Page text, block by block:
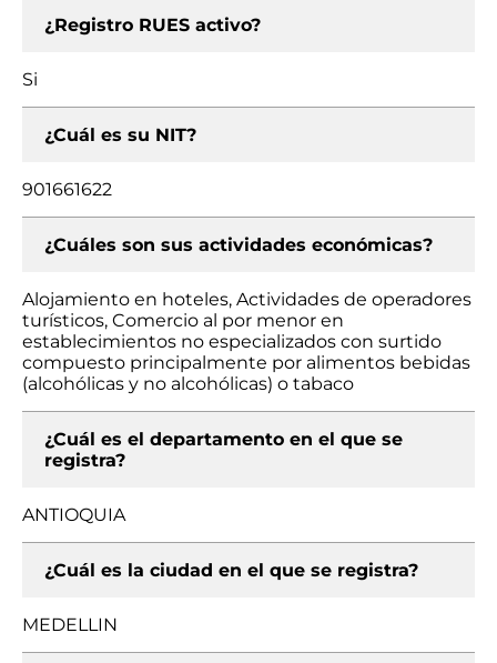
¿Registro RUES activo?
Si
¿Cuál es su NIT?
901661622
¿Cuáles son sus actividades económicas?
Alojamiento en hoteles, Actividades de operadores
turísticos, Comercio al por menor en
establecimientos no especializados con surtido
compuesto principalmente por alimentos bebidas
(alcohólicas y no alcohólicas) o tabaco
¿Cuál es el departamento en el que se
registra?
ANTIOQUIA
¿Cuál es la ciudad en el que se registra?
MEDELLIN